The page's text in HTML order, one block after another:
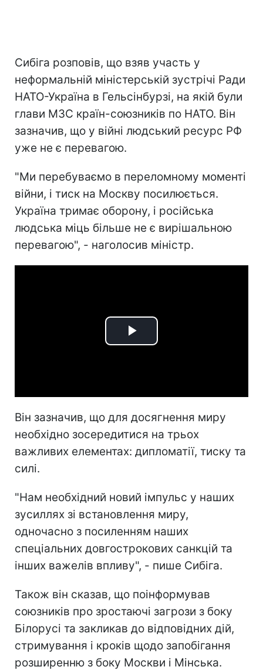
Сибіга розповів, що взяв участь у
неформальній міністерській зустрічі Ради
НАТО-Україна в Гельсінбурзі, на якій були
глави МЗС країн-союзників по НАТО. Він
зазначив, що у війні людський ресурс РФ
уже не є перевагою.
"Ми перебуваємо в переломному моменті
війни, і тиск на Москву посилюється.
Україна тримає оборону, і російська
людська міць більше не є вирішальною
перевагою", - наголосив міністр.
Play
Він зазначив, що для досягнення миру
необхідно зосередитися на трьох
важливих елементах: дипломатії, тиску та
силі.
"Нам необхідний новий імпульс у наших
зусиллях зі встановлення миру,
одночасно з посиленням наших
спеціальних довгострокових санкцій та
інших важелів впливу", - пише Сибіга.
Також він сказав, що поінформував
союзників про зростаючі загрози з боку
Білорусі та закликав до відповідних дій,
стримування і кроків щодо запобігання
розширенню з боку Москви і Мінська.